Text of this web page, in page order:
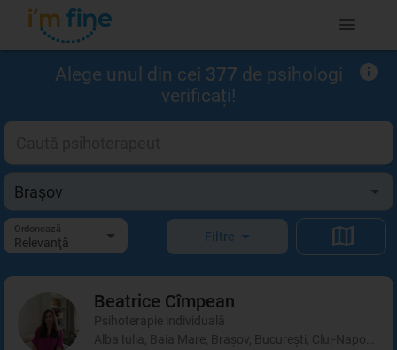
Alege unul din cei 377 de psihologi
verificați!
Ordonează
Relevanţă Filtre
Beatrice Cîmpean
Psihoterapie individuală
Alba Iulia, Baia Mare, Brașov, București, Cluj-Napoca,